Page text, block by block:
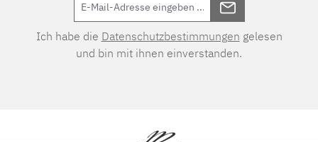
Ich habe die Datenschutzbestimmungen gelesen
und bin mit ihnen einverstanden.